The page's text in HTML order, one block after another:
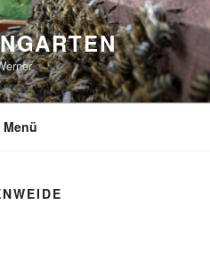
Menü